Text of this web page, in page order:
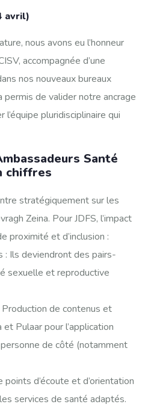
avril)
nous avons eu l’honneur
accompagnée d’une
nos nouveaux bureaux
de valider notre ancrage
pluridisciplinaire qui
Santé
chiffres
stratégiquement sur les
Zeina. Pour JDFS, l’impact
proximité et d’inclusion :
: Ils deviendront des pairs-
sexuelle et reproductive
Production de contenus et
Pulaar pour l’application
de côté (notamment
d’écoute et d’orientation
services de santé adaptés.